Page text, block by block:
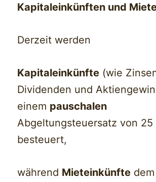
Kapitaleinkünften und
Derzeit werden
Kapitaleinkünfte (wie
Dividenden und
einem pauschalen
Abgeltungsteuersatz von 25
besteuert,
während Mieteinkünfte dem